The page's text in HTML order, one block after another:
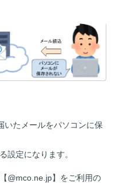
いたメールをパソコンに保
設定になります。
@mco.ne.jp】をご利用の